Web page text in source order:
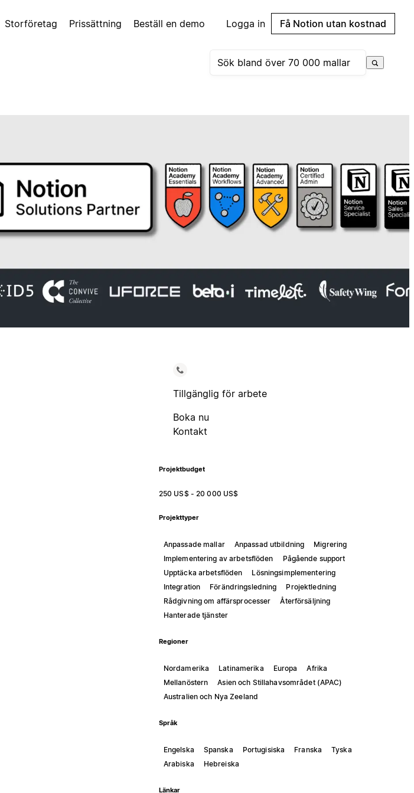
Storföretag Prissättning Beställ en demo Logga in Få Notion utan kostnad
Tillgänglig för arbete
Boka nu
Kontakt
Projektbudget
250 US$ - 20 000 US$
Projekttyper
Anpassade mallar Anpassad utbildning
Migrering
Implementering av arbetsflöden
Pågående support
Upptäcka arbetsflöden
Lösningsimplementering
Integration
Förändringsledning
Projektledning
Rådgivning om affärsprocesser
Återförsäljning
Hanterade tjänster
Regioner
Nordamerika Latinamerika Europa
Afrika
Mellanöstern
Asien och Stillahavsområdet (APAC)
Australien och Nya Zeeland
Språk
Engelska Spanska Portugisiska Franska
Tyska
Arabiska
Hebreiska
Länkar